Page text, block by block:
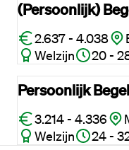
(Persoonlijk)
2.637 - 4.038
Welzijn
20 -
Persoonlijk
3.214 - 4.336
Welzijn
24 -